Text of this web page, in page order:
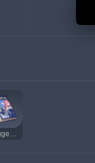
Leggenda di una spada (VI)